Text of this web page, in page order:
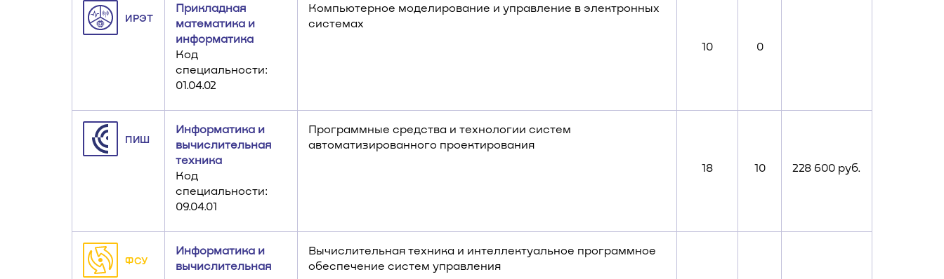
ИРЭТ
Прикладная
математика и
информатика
Код
специальности:
01.04.02
Компьютерное моделирование и управление в электронных
системах
10
0
ПИШ
Информатика и
вычислительная
техника
Код
специальности:
09.04.01
Программные средства и технологии систем
автоматизированного проектирования
18
10 228 600 руб.
ФСУ
Информатика и
вычислительная
Вычислительная техника и интеллектуальное программное
обеспечение систем управления